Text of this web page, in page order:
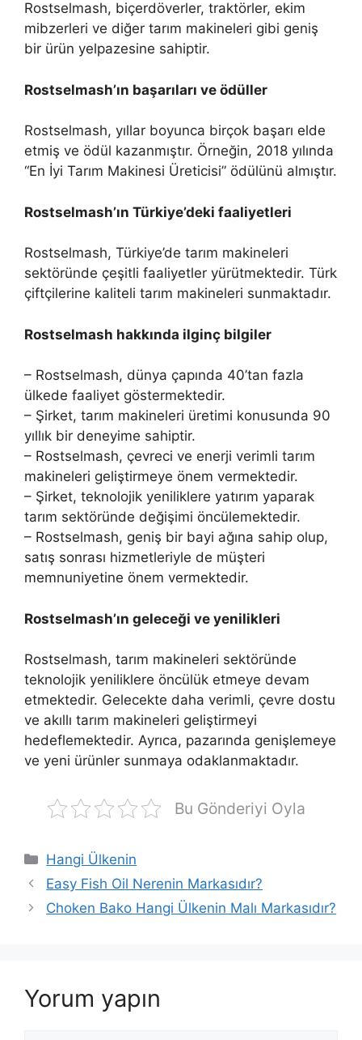
Rostselmash, biçerdöverler, traktörler, ekim
mibzerleri ve diğer tarım makineleri gibi geniş
bir ürün yelpazesine sahiptir.
Rostselmash’ın başarıları ve ödüller
Rostselmash, yıllar boyunca birçok başarı elde
etmiş ve ödül kazanmıştır. Örneğin, 2018 yılında
“En İyi Tarım Makinesi Üreticisi” ödülünü almıştır.
Rostselmash’ın Türkiye’deki faaliyetleri
Rostselmash, Türkiye’de tarım makineleri
sektöründe çeşitli faaliyetler yürütmektedir. Türk
çiftçilerine kaliteli tarım makineleri sunmaktadır.
Rostselmash hakkında ilginç bilgiler
– Rostselmash, dünya çapında 40’tan fazla
ülkede faaliyet göstermektedir.
– Şirket, tarım makineleri üretimi konusunda 90
yıllık bir deneyime sahiptir.
– Rostselmash, çevreci ve enerji verimli tarım
makineleri geliştirmeye önem vermektedir.
– Şirket, teknolojik yeniliklere yatırım yaparak
tarım sektöründe değişimi öncülemektedir.
– Rostselmash, geniş bir bayi ağına sahip olup,
satış sonrası hizmetleriyle de müşteri
memnuniyetine önem vermektedir.
Rostselmash’ın geleceği ve yenilikleri
Rostselmash, tarım makineleri sektöründe
teknolojik yeniliklere öncülük etmeye devam
etmektedir. Gelecekte daha verimli, çevre dostu
ve akıllı tarım makineleri geliştirmeyi
hedeflemektedir. Ayrıca, pazarında genişlemeye
ve yeni ürünler sunmaya odaklanmaktadır.
Bu Gönderiyi Oyla
Kategoriler
Hangi Ülkenin
Easy Fish Oil Nerenin Markasıdır?
Choken Bako Hangi Ülkenin Malı Markasıdır?
Yorum yapın